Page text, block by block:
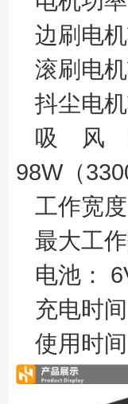
边刷电
滚刷电
抖尘电
吸风
98W（
工作宽
最大工
电池：
充电时
使用时